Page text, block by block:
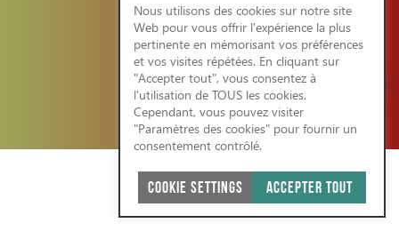
CONDITIONS GENERALES/RGPD
SITE WEB ÉCO-RESPONSABLE 2026
Nous utilisons des cookies sur notre site
Web pour vous offrir l'expérience la plus
pertinente en mémorisant vos préférences
et vos visites répétées. En cliquant sur
"Accepter tout", vous consentez à
l'utilisation de TOUS les cookies.
Cependant, vous pouvez visiter
"Paramètres des cookies" pour fournir un
consentement contrôlé.
COOKIE SETTINGS ACCEPTER TOUT